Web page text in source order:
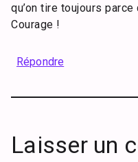
qu’on tire toujours
Courage !
Répondre
Laisser un